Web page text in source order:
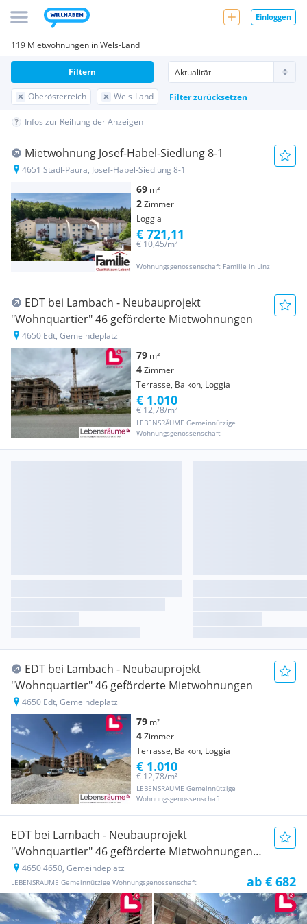
Einloggen
119 Mietwohnungen in Wels-Land
Oberösterreich Wels-Land Filter zurücksetzen
Filtern
Infos zur Reihung der Anzeigen
Mietwohnung Josef-Habel-Siedlung 8-1
4651 Stadl-Paura, Josef-Habel-Siedlung 8-1
69 m²
2Zimmer
Loggia
Wohnungsgenossenschaft Familie in Linz
€ 10,45/m²
€ 721,11
EDT bei Lambach - Neubauprojekt
"Wohnquartier" 46 geförderte Mietwohnungen
4650 Edt, Gemeindeplatz
79 m²
4Zimmer
Terrasse, Balkon, Loggia
LEBENSRÄUME Gemeinnützige
Wohnungsgenossenschaft
€ 12,78/m²
€ 1.010
EDT bei Lambach - Neubauprojekt
"Wohnquartier" 46 geförderte Mietwohnungen
4650 Edt, Gemeindeplatz
79 m²
4Zimmer
Terrasse, Balkon, Loggia
LEBENSRÄUME Gemeinnützige
Wohnungsgenossenschaft
€ 12,78/m²
€ 1.010
EDT bei Lambach - Neubauprojekt
"Wohnquartier" 46 geförderte Mietwohnungen
Neubauprojekt
4650 4650, Gemeindeplatz
LEBENSRÄUME Gemeinnützige Wohnungsgenossenschaft ab € 682